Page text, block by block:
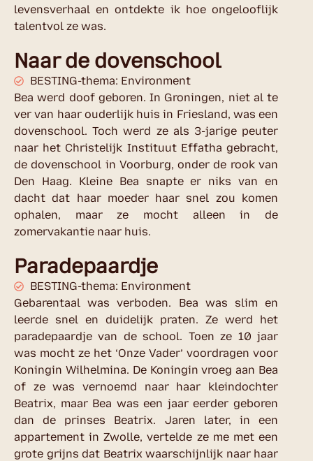
levensverhaal en ontdekte ik hoe ongelooflijk
talentvol ze was.
Naar de dovenschool
BESTING-thema: Environment
Bea werd doof geboren. In Groningen, niet al te
ver van haar ouderlijk huis in Friesland, was een
dovenschool. Toch werd ze als 3-jarige peuter
naar het Christelijk Instituut Effatha gebracht,
de dovenschool in Voorburg, onder de rook van
Den Haag. Kleine Bea snapte er niks van en
dacht dat haar moeder haar snel zou komen
ophalen, maar ze mocht alleen in de
zomervakantie naar huis.
Paradepaardje
BESTING-thema: Environment
Gebarentaal was verboden. Bea was slim en
leerde snel en duidelijk praten. Ze werd het
paradepaardje van de school. Toen ze 10 jaar
was mocht ze het ‘Onze Vader’ voordragen voor
Koningin Wilhelmina. De Koningin vroeg aan Bea
of ze was vernoemd naar haar kleindochter
Beatrix, maar Bea was een jaar eerder geboren
dan de prinses Beatrix. Jaren later, in een
appartement in Zwolle, vertelde ze me met een
grote grijns dat Beatrix waarschijnlijk naar haar